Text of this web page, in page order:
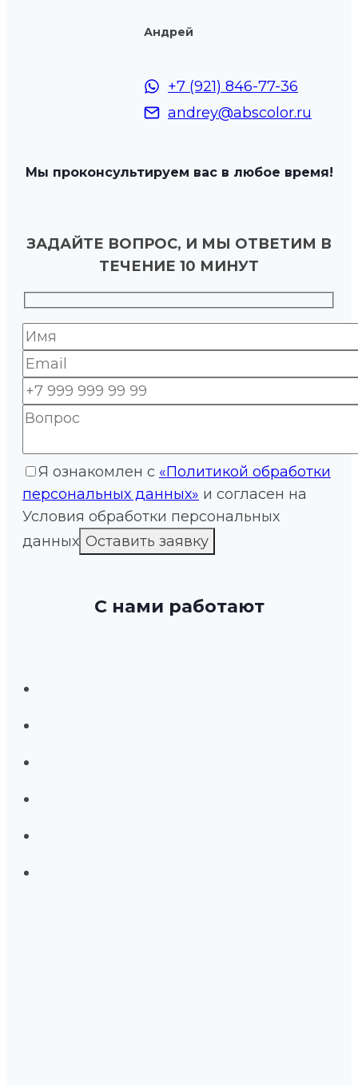
Андрей
+7 (921) 846-77-36
andrey@abscolor.ru
Мы проконсультируем вас в любое время!
ЗАДАЙТЕ ВОПРОС, И МЫ ОТВЕТИМ В
ТЕЧЕНИЕ 10 МИНУТ
Я ознакомлен с «Политикой обработки
персональных данных» и согласен на
Условия обработки персональных
данных
С нами работают